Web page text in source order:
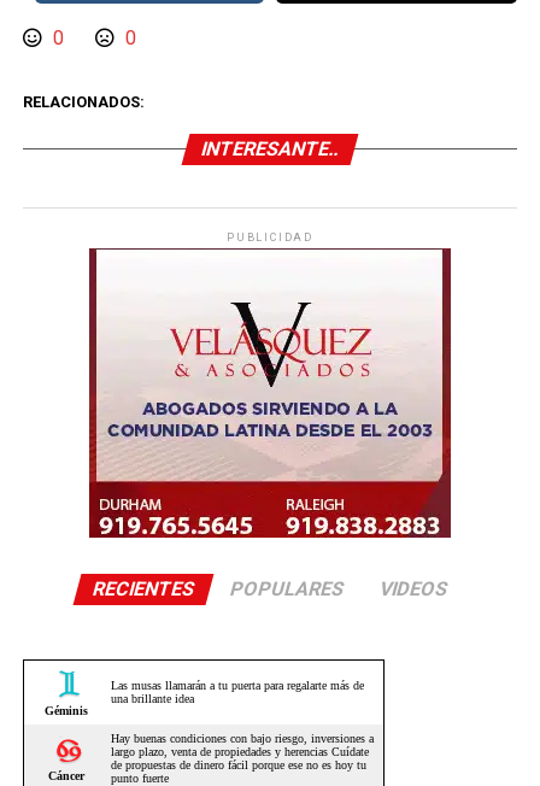
0 0
RELACIONADOS:
INTERESANTE..
PUBLICIDAD
RECIENTES POPULARES VIDEOS